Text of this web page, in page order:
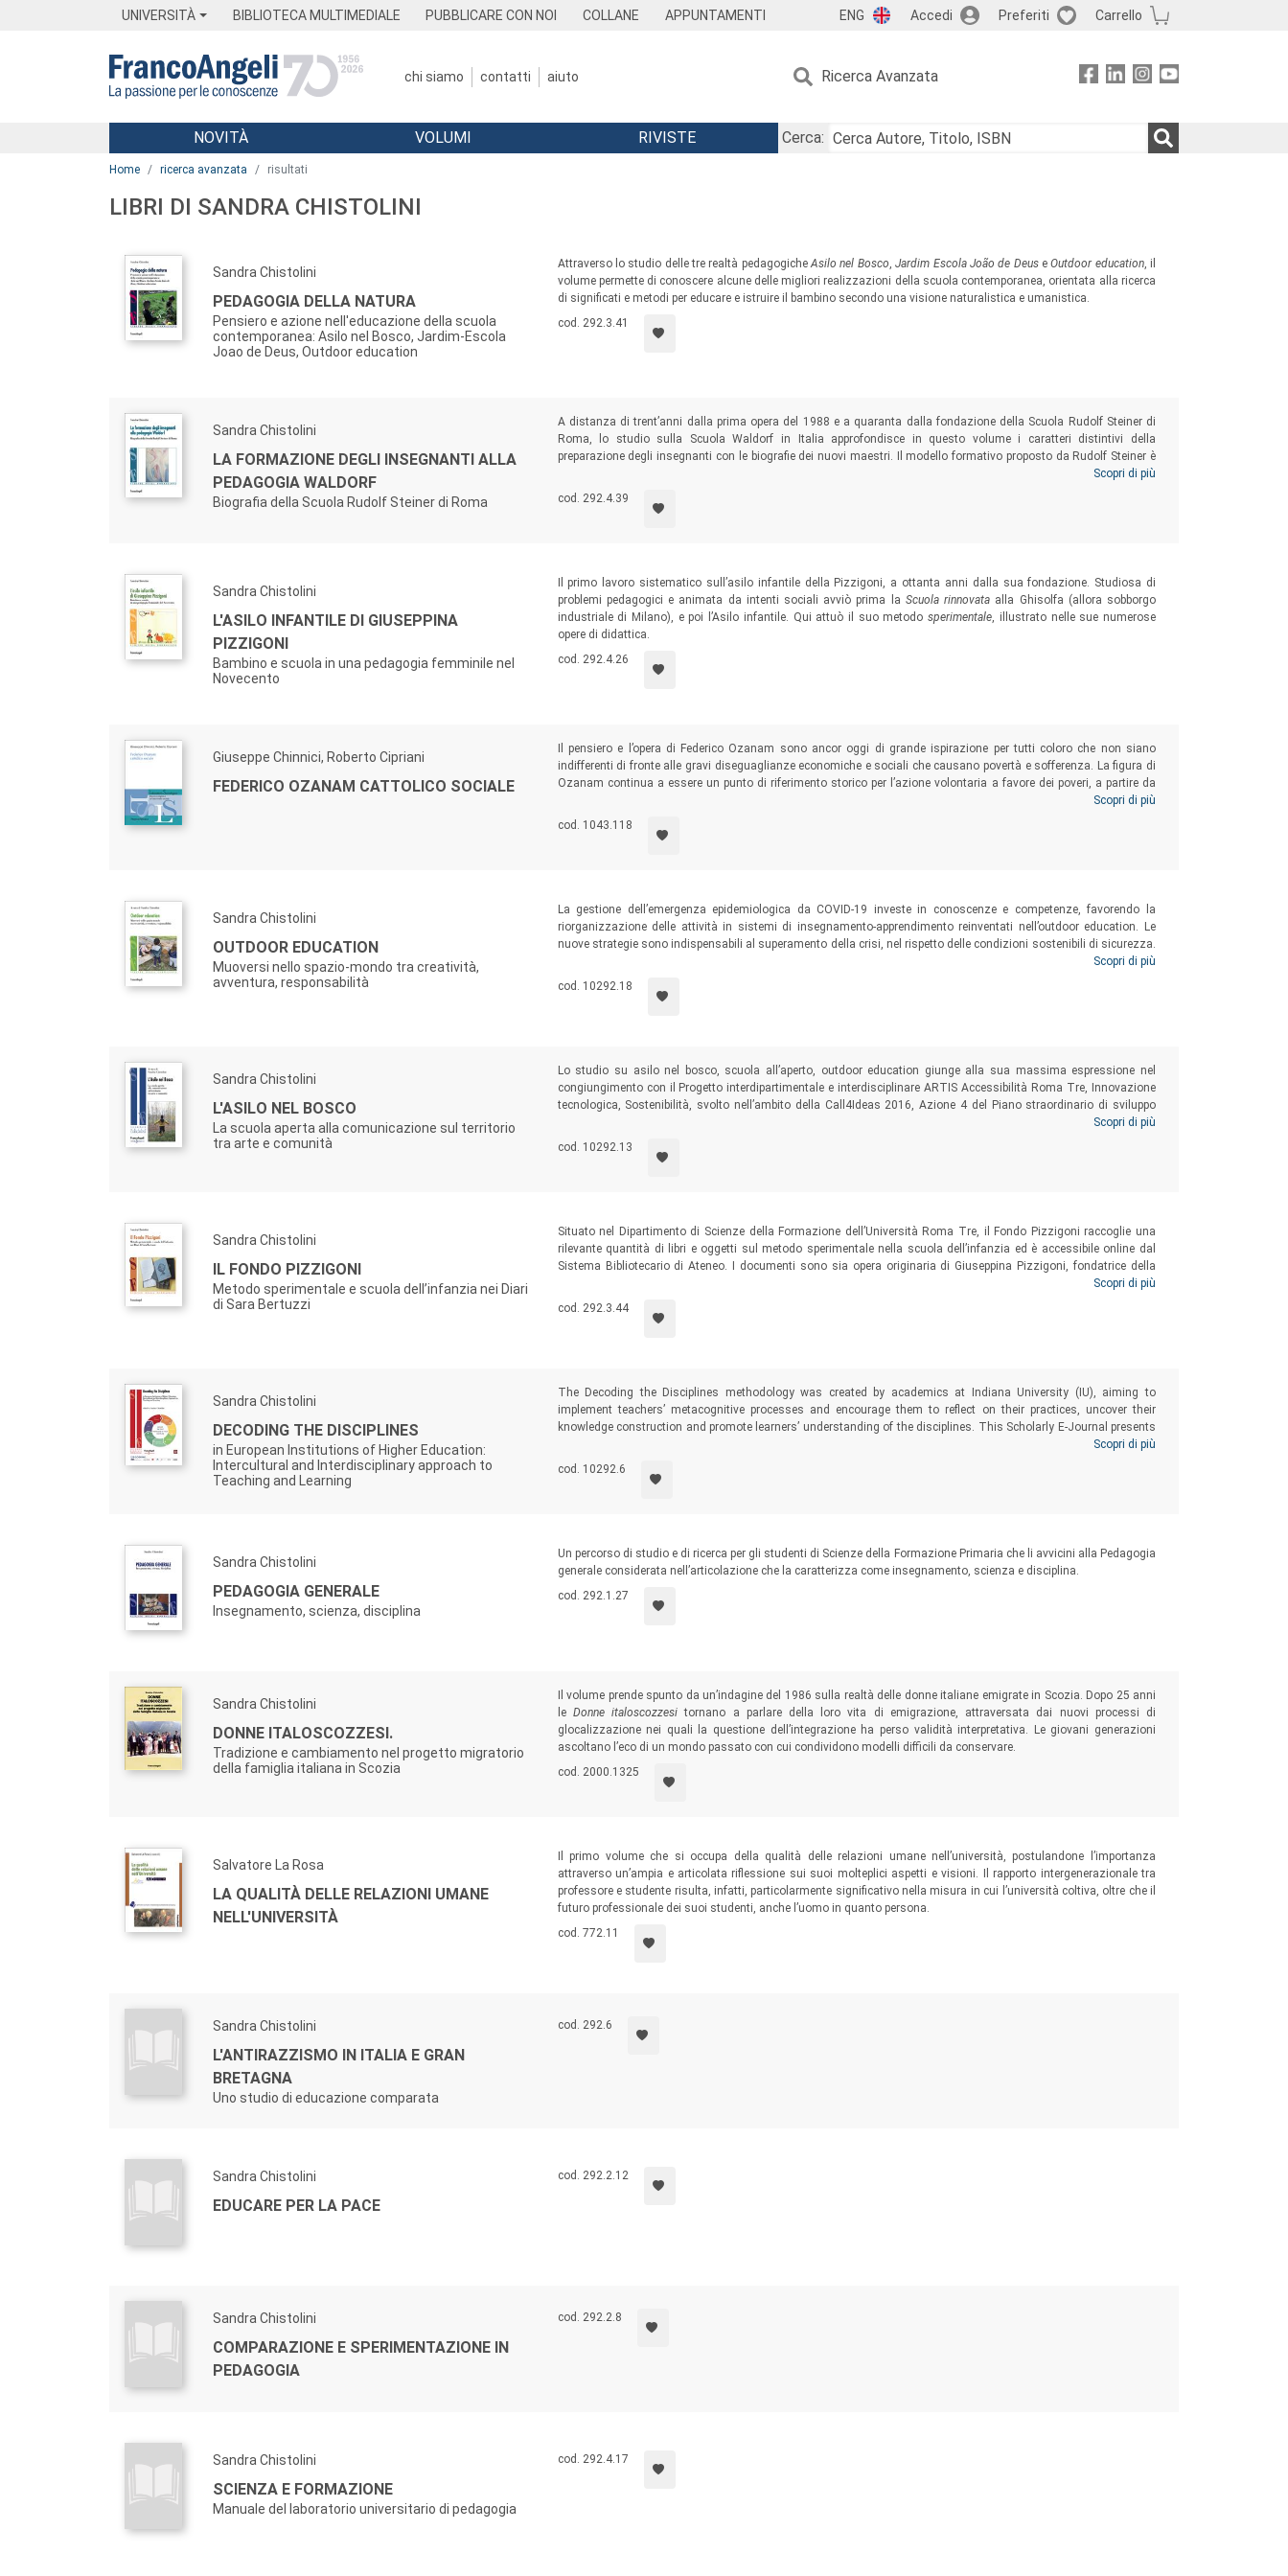
UNIVERSITÀ BIBLIOTECA MULTIMEDIALE PUBBLICARE CON NOI COLLANE APPUNTAMENTI ENG Accedi Preferiti Carrello
chi siamo contatti aiuto Ricerca Avanzata
Menu
NOVITÀ VOLUMI RIVISTE
Cerca:
Home ricerca avanzata risultati
LIBRI DI SANDRA CHISTOLINI
Sandra Chistolini
PEDAGOGIA DELLA NATURA
Pensiero e azione nell'educazione della scuola
contemporanea: Asilo nel Bosco, Jardim-Escola
Joao de Deus, Outdoor education
Attraverso lo studio delle tre realtà pedagogicheAsilo nel Bosco, Jardim Escola João de Deus eOutdoor education, il
volume permette di conoscere alcune delle migliori realizzazioni della scuola contemporanea, orientata alla ricerca
di significati e metodi per educare e istruire il bambino secondo una visione naturalistica e umanistica.
cod. 292.3.41
Sandra Chistolini
LA FORMAZIONE DEGLI INSEGNANTI ALLA
PEDAGOGIA WALDORF
Biografia della Scuola Rudolf Steiner di Roma
A distanza di trent’anni dalla prima opera del 1988 e a quaranta dalla fondazione della Scuola Rudolf Steiner di
Roma, lo studio sulla Scuola Waldorf in Italia approfondisce in questo volume i caratteri distintivi della
preparazione degli insegnanti con le biografie dei nuovi maestri. Il modello formativo proposto da Rudolf Steiner è
ripreso e attualizzato nei corsi sulla pedagogia steineriana, frequentati soprattutto da chi vuole diventare
insegnante Waldorf.
Scopri di più
cod. 292.4.39
Sandra Chistolini
L'ASILO INFANTILE DI GIUSEPPINA
PIZZIGONI
Bambino e scuola in una pedagogia femminile nel
Novecento
Il primo lavoro sistematico sull’asilo infantile della Pizzigoni, a ottanta anni dalla sua fondazione. Studiosa di
problemi pedagogici e animata da intenti sociali avviò prima la Scuola rinnovata alla Ghisolfa (allora sobborgo
industriale di Milano), e poi l’Asilo infantile. Qui attuò il suo metodosperimentale, illustrato nelle sue numerose
opere di didattica.
cod. 292.4.26
Giuseppe Chinnici, Roberto Cipriani
FEDERICO OZANAM CATTOLICO SOCIALE
Il pensiero e l’opera di Federico Ozanam sono ancor oggi di grande ispirazione per tutti coloro che non siano
indifferenti di fronte alle gravi diseguaglianze economiche e sociali che causano povertà e sofferenza. La figura di
Ozanam continua a essere un punto di riferimento storico per l’azione volontaria a favore dei poveri, a partire da
un’evidente matrice d’ispirazione cristiana in generale e cattolica in particolare, tanto da permettere di collocare il
suo pensiero pienamente nell’ambito del cattolicesimo sociale.
Scopri di più
cod. 1043.118
Sandra Chistolini
OUTDOOR EDUCATION
Muoversi nello spazio-mondo tra creatività,
avventura, responsabilità
La gestione dell’emergenza epidemiologica da COVID-19 investe in conoscenze e competenze, favorendo la
riorganizzazione delle attività in sistemi di insegnamento-apprendimento reinventati nell’outdoor education. Le
nuove strategie sono indispensabili al superamento della crisi, nel rispetto delle condizioni sostenibili di sicurezza.
L’obiettivo di elevare l’istruzione implica la condivisione del principio, classico e universale della pedagogia, secondo
il quale l’ambiente naturale è da considerare imprescindibile per il sano e giusto sviluppo della persona umana.
Scopri di più
cod. 10292.18
Sandra Chistolini
L'ASILO NEL BOSCO
La scuola aperta alla comunicazione sul territorio
tra arte e comunità
Lo studio su asilo nel bosco, scuola all’aperto, outdoor education giunge alla sua massima espressione nel
congiungimento con il Progetto interdipartimentale e interdisciplinare ARTIS Accessibilità Roma Tre, Innovazione
tecnologica, Sostenibilità, svolto nell’ambito della Call4Ideas 2016, Azione 4 del Piano straordinario di sviluppo
della ricerca di Ateneo. L’esperienza pregressa del bosco, del parco naturale, della pineta ha fornito le fondamenta
su cui erigere il percorso di sostenibilità ambientale ideato tra università, scuola, territorio, tra cultura ricostruita e
scienza reinventata nei manufatti realizzati in classe e depositati artisticamente nel plastico all’aperto.
Scopri di più
cod. 10292.13
Sandra Chistolini
IL FONDO PIZZIGONI
Metodo sperimentale e scuola dell’infanzia nei Diari
di Sara Bertuzzi
Situato nel Dipartimento di Scienze della Formazione dell’Università Roma Tre, il Fondo Pizzigoni raccoglie una
rilevante quantità di libri e oggetti sul metodo sperimentale nella scuola dell’infanzia ed è accessibile online dal
Sistema Bibliotecario di Ateneo. I documenti sono sia opera originaria di Giuseppina Pizzigoni, fondatrice della
Scuola Rinnovata di Milano, sia di Sara Bertuzzi, educatrice e direttrice della scuola, come per esempio i sette Diari
autografi presentati in questo volume, che ci introducono al significato dell’educare e alla missione dell’educatrice.
Scopri di più
cod. 292.3.44
Sandra Chistolini
DECODING THE DISCIPLINES
in European Institutions of Higher Education:
Intercultural and Interdisciplinary approach to
Teaching and Learning
The Decoding the Disciplines methodology was created by academics at Indiana University (IU), aiming to
implement teachers’ metacognitive processes and encourage them to reflect on their practices, uncover their
knowledge construction and promote learners’ understanding of the disciplines. This Scholarly E-Journal presents
diverse experiences, critical thinking and results of the Decoding the Disciplines application and it provides an
opportunity to approach major issues through the lens of diverse academic disciplines in the areas of Education
Sciences, Humanities, Multicultural and Interdisciplinary Studies, Natural Sciences.
Scopri di più
cod. 10292.6
Sandra Chistolini
PEDAGOGIA GENERALE
Insegnamento, scienza, disciplina
Un percorso di studio e di ricerca per gli studenti di Scienze della Formazione Primaria che li avvicini alla Pedagogia
generale considerata nell’articolazione che la caratterizza come insegnamento, scienza e disciplina.
cod. 292.1.27
Sandra Chistolini
DONNE ITALOSCOZZESI.
Tradizione e cambiamento nel progetto migratorio
della famiglia italiana in Scozia
Il volume prende spunto da un’indagine del 1986 sulla realtà delle donne italiane emigrate in Scozia. Dopo 25 anni
le Donne italoscozzesi tornano a parlare della loro vita di emigrazione, attraversata dai nuovi processi di
glocalizzazione nei quali la questione dell’integrazione ha perso validità interpretativa. Le giovani generazioni
ascoltano l’eco di un mondo passato con cui condividono modelli difficili da conservare.
cod. 2000.1325
Salvatore La Rosa
LA QUALITÀ DELLE RELAZIONI UMANE
NELL'UNIVERSITÀ
Il primo volume che si occupa della qualità delle relazioni umane nell’università, postulandone l’importanza
attraverso un’ampia e articolata riflessione sui suoi molteplici aspetti e visioni. Il rapporto intergenerazionale tra
professore e studente risulta, infatti, particolarmente significativo nella misura in cui l’università coltiva, oltre che il
futuro professionale dei suoi studenti, anche l’uomo in quanto persona.
cod. 772.11
Sandra Chistolini
L'ANTIRAZZISMO IN ITALIA E GRAN
BRETAGNA
Uno studio di educazione comparata
cod. 292.6
Sandra Chistolini
EDUCARE PER LA PACE
cod. 292.2.12
Sandra Chistolini
COMPARAZIONE E SPERIMENTAZIONE IN
PEDAGOGIA
cod. 292.2.8
Sandra Chistolini
SCIENZA E FORMAZIONE
Manuale del laboratorio universitario di pedagogia
cod. 292.4.17